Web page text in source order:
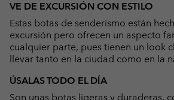
VE DE EXCURSIÓN CON ESTILO
Estas botas de senderismo están
excursión pero ofrecen un aspecto
cualquier parte, pues tienen un look
llevar tanto en la ciudad como en la
ÚSALAS TODO EL DÍA
Son unas botas ligeras y duraderas,